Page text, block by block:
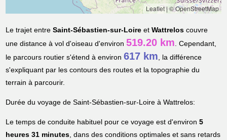
Leaflet|© OpenStreetMap
Le trajet entreSaint-Sébastien-sur-Loire etWattrelos couvre
une distance à vol d'oiseau d'environ519.20 km. Cependant,
le parcours routier s'étend à environ617 km, la différence
s'expliquant par les contours des routes et la topographie du
terrain à parcourir.
Durée du voyage de Saint-Sébastien-sur-Loire à Wattrelos:
Le temps de conduite habituel pour ce voyage est d'environ5
heures 31 minutes, dans des conditions optimales et sans retards